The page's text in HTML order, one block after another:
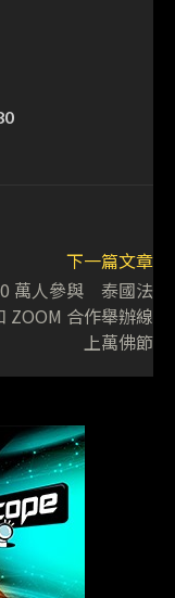
下一篇文章
萬人參與 泰國法
ZOOM 合作舉辦線
上萬佛節